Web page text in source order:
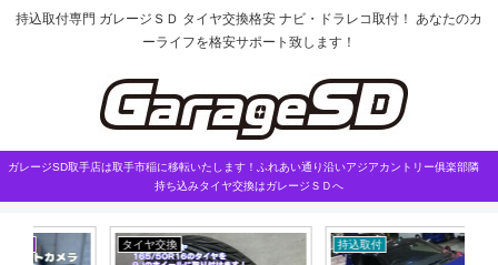
持込取付専門 ガレージＳＤ タイヤ交換格安 ナビ・ドラレコ取付！ あなたのカ
ーライフを格安サポート致します！
ガレージSD取手店は取手市稲に移転いたします！ふれあい通り沿いアジアカントリー俱楽部隣
持ち込みタイヤ交換はガレージＳＤへ
タイヤ交換